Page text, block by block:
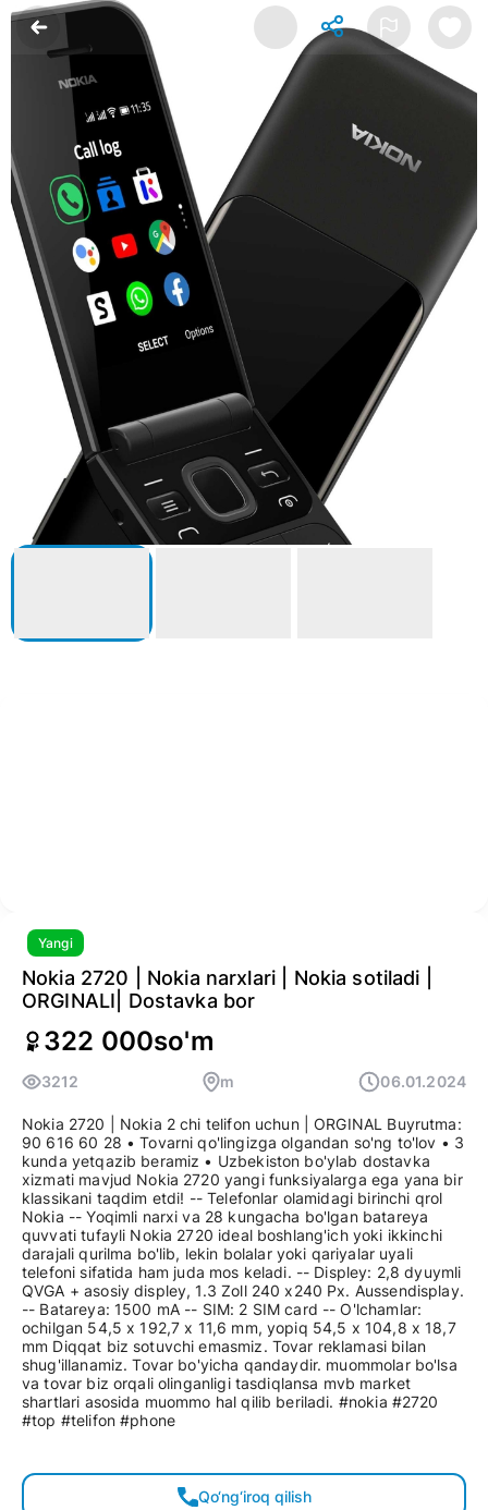
Yangi
Nokia 2720 | Nokia narxlari | Nokia sotiladi |
ORGINALI| Dostavka bor
322 000so'm
3212 m 06.01.2024
Nokia 2720 | Nokia 2 chi telifon uchun | ORGINAL Buyrutma:
90 616 60 28 • Tovarni qo'lingizga olgandan so'ng to'lov • 3
kunda yetqazib beramiz • Uzbekiston bo'ylab dostavka
xizmati mavjud Nokia 2720 yangi funksiyalarga ega yana bir
klassikani taqdim etdi! -- Telefonlar olamidagi birinchi qrol
Nokia -- Yoqimli narxi va 28 kungacha bo'lgan batareya
quvvati tufayli Nokia 2720 ideal boshlang'ich yoki ikkinchi
darajali qurilma bo'lib, lekin bolalar yoki qariyalar uyali
telefoni sifatida ham juda mos keladi. -- Displey: 2,8 dyuymli
QVGA + asosiy displey, 1.3 Zoll 240 x240 Px. Aussendisplay.
-- Batareya: 1500 mA -- SIM: 2 SIM card -- O'lchamlar:
ochilgan 54,5 x 192,7 x 11,6 mm, yopiq 54,5 x 104,8 x 18,7
mm Diqqat biz sotuvchi emasmiz. Tovar reklamasi bilan
shug'illanamiz. Tovar bo'yicha qandaydir. muommolar bo'lsa
va tovar biz orqali olinganligi tasdiqlansa mvb market
shartlari asosida muommo hal qilib beriladi. #nokia #2720
#top #telifon #phone
Qo‘ng‘iroq qilish